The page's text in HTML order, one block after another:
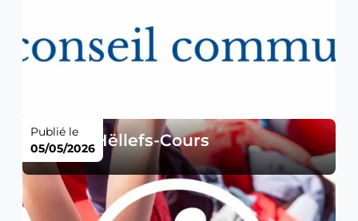
Éischt-Hëllefs-Cours
Publié le
05/05/2026